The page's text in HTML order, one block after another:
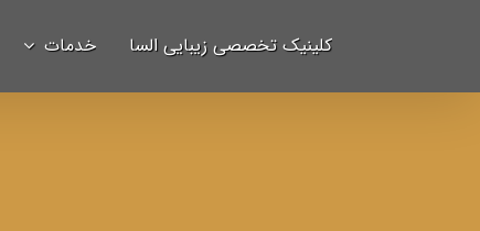
content
کلینیک تخصصی زیبایی السا خدمات